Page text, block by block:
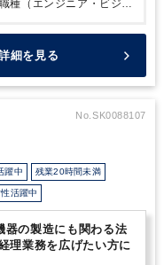
（Noteなど）、採用イ
＊データ集計とレビュ
まで進捗し、その予実
重要なテーマであるた
トする内容を整理いた
いただきます）
年度にアップデート
の運営（スケジュール
状況の確認、評価会議
ために、振り返りを通
アクションなども徐々
種（エンジニア・ビジネ
っていますが、リソース
してただ人数（量）を増
企業価値に直結し、 採
根元から強化することで
事業として推進できる人
細を見る
No.SK0088107
躍中 残業20時間未満
活躍中
器の製造にも関わる法
理業務を広げたい方に